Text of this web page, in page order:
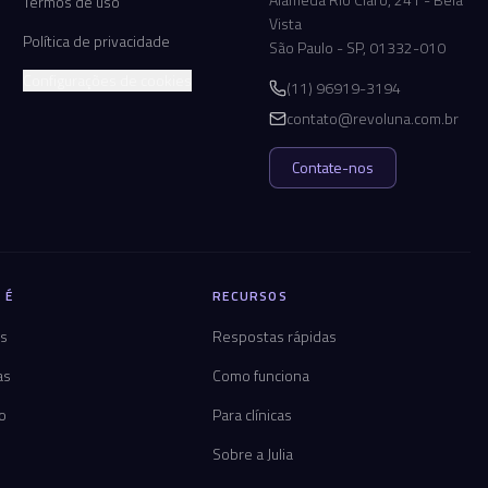
Política de privacidade
Vista
São Paulo - SP, 01332-010
(11) 96919-3194
contato@revoluna.com.br
Contate-nos
RECURSOS
Respostas rápidas
Como funciona
Para clínicas
Sobre a Julia